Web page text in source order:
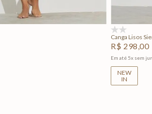
Adicionar na sacola
Canga Lisos
R$ 298,00
Em até 5x sem
NEW
IN